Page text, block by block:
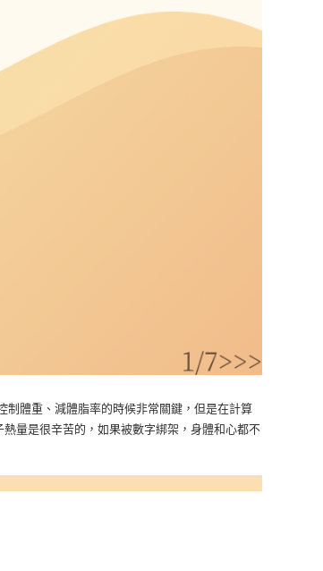
制體重、減體脂率的時候非常關鍵，但是在計算
量是很辛苦的，如果被數字綁架，身體和心都不